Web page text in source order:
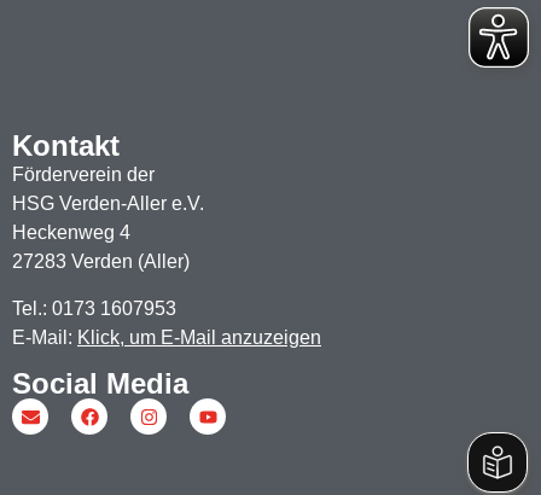
Kontakt
Förderverein der
HSG Verden-Aller e.V.
Heckenweg 4
27283 Verden (Aller)
Tel.: 0173 1607953
E-Mail: Klick, um E-Mail anzuzeigen
Social Media